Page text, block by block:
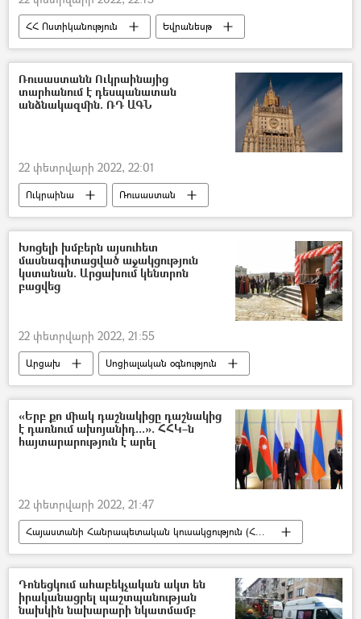
ՀՀ Ոստիկանություն
Եվրանեսթ
Պատգամավոր
Բողոքի ակցիա
Երիտասարդ
Հայ Յեղափոխական Դաշնակցություն (ՀՅԴ)
Ռուսաստանն Ուկրաինայից
տարհանում է դեսպանատան
անձնակազմին. ՌԴ ԱԳՆ
22 փետրվարի 2022, 22:01
Ուկրաինա
Ռուսաստան
դեսպանատուն
Դոնբաս
Խոցելի խմբերն այսուհետ
մասնագիտացված աջակցություն
կստանան. Արցախում կենտրոն
բացվեց
22 փետրվարի 2022, 21:55
Արցախ
Սոցիալական օգնություն
Արցախյան պատերազմ
Արտակ Բեգլարյան
Մարտունի
«Երբ քո միակ դաշնակիցը դաշնակից
է դառնում ախոյանիդ...». ՀՀԿ–ն
հայտարարություն է արել
22 փետրվարի 2022, 21:47
Հայաստանի Հանրապետական կուսակցություն (ՀՀԿ)
Դոնեցկում ահաբեկչական ակտ են
իրականացրել պաշտպանության
նախկին նախարարի նկատմամբ